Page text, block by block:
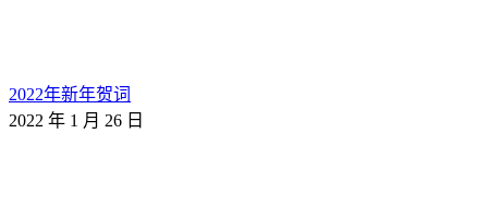
2022年新年贺词
2022 年 1 月 26 日